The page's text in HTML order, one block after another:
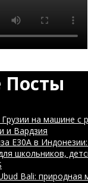
Посты
на машине с
и Вардзия
E30A в
школьников,
Bali: природная